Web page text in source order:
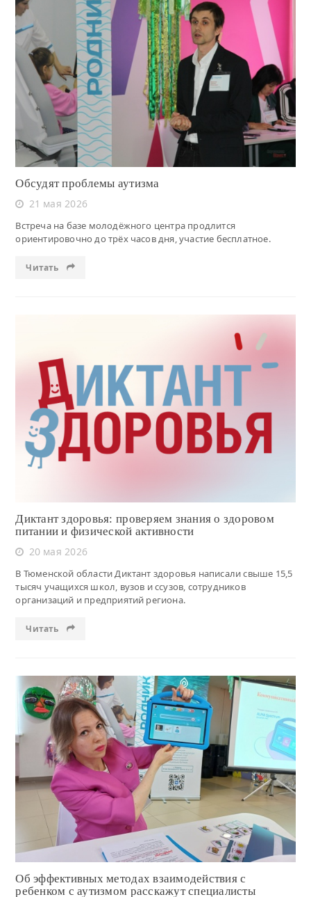
Читать
Обсудят проблемы аутизма
21 мая 2026
Встреча на базе молодёжного центра продлится
ориентировочно до трёх часов дня, участие бесплатное.
Читать
Читать
Диктант здоровья: проверяем знания о здоровом
питании и физической активности
20 мая 2026
В Тюменской области Диктант здоровья написали свыше 15,5
тысяч учащихся школ, вузов и ссузов, сотрудников
организаций и предприятий региона.
Читать
Читать
Об эффективных методах взаимодействия с
ребенком с аутизмом расскажут специалисты